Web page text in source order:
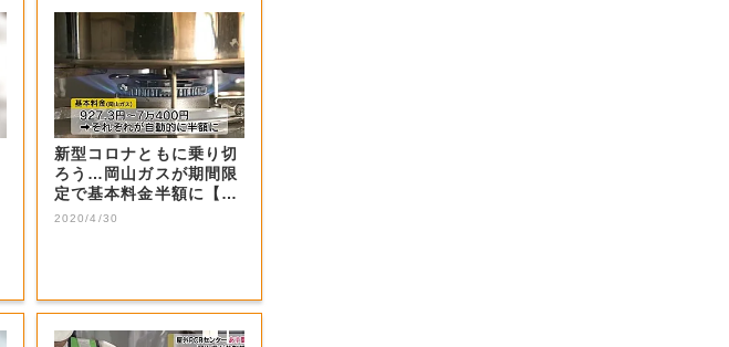
新型コロナともに乗り切
ろう…岡山ガスが期間限
定で基本料金半額に【岡
山・岡山市】
2020/4/30